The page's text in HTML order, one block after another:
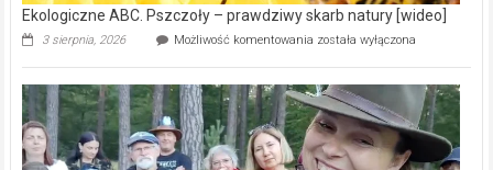
Ekologiczne ABC. Pszczoły – prawdziwy skarb natury [wideo]
3 sierpnia, 2026 Możliwość komentowania Ekologiczne
–
prawdziwy
skarb
natury
[wideo]
została wyłączona